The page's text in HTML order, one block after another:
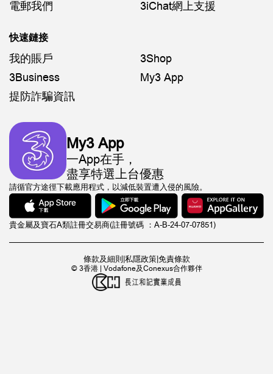
電郵我們
3iChat網上支援
快速鏈接
我的賬戶
3Shop
3Business
My3 App
提防詐騙資訊
My3 App
一App在手，
盡享特選上台優惠
請循官方途徑下載應用程式，以減低裝置遭入侵的風險。
貴金屬及寶石A類註冊交易商(註冊號碼 ：A-B-24-07-07851)
條款及細則 私隱政策 免責條款
© 3香港 | Vodafone及Conexus合作夥伴